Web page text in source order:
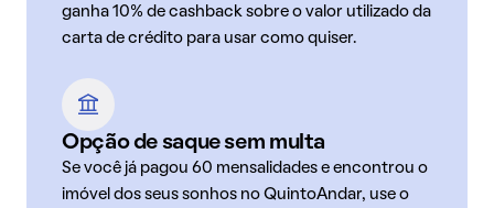
ganha 10% de cashback sobre o valor utilizado da
carta de crédito para usar como quiser.
Opção de saque sem multa
Se você já pagou 60 mensalidades e encontrou o
imóvel dos seus sonhos no QuintoAndar, use o